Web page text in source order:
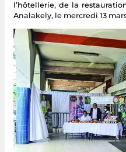
l’hôtellerie, de la
Analakely, le mercredi 13